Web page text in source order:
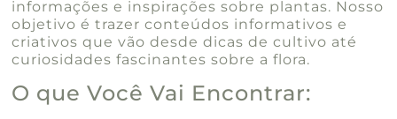
informações e inspirações sobre plantas. Nosso
objetivo é trazer conteúdos informativos e
criativos que vão desde dicas de cultivo até
curiosidades fascinantes sobre a flora.
O que Você Vai Encontrar: